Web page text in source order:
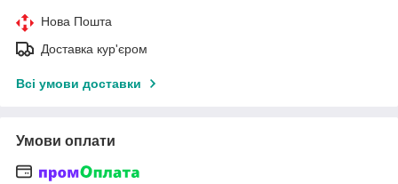
Нова Пошта
Доставка кур'єром
Всі умови доставки
Умови оплати